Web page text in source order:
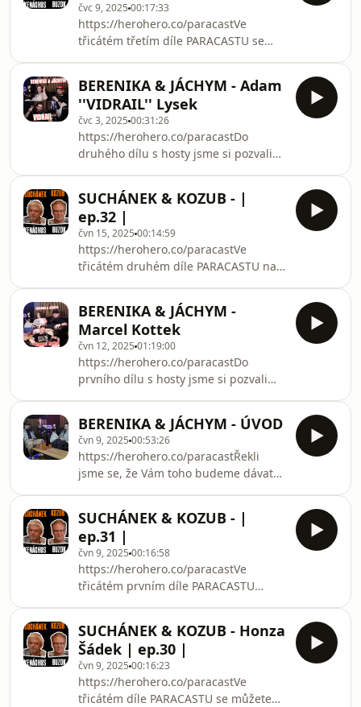
čvc 9, 2025 00:17:33
https://herohero.co/paracastVe
třicátém třetím díle PARACASTU se
BUZOK spolu s KENÁCHUSEM založit a
jak je to s potkanama v Ostravě.
BERENIKA & JÁCHYM - Adam
''VIDRAIL'' Lysek
čvc 3, 2025 00:31:26
https://herohero.co/paracastDo
druhého dílu s hosty jsme si pozvali
Dozvíte se za co rád Adam utrácí, co je
jeho guilty pleasure a jaké jsou jeho
plány do budoucna.
SUCHÁNEK & KOZUB - |
ep.32 |
čvn 15, 2025 00:14:59
https://herohero.co/paracastVe
třicátém druhém díle PARACASTU na
navrhl KENÁCHUS a také se dozvíte s
čím má BUZOK starosti doma.
BERENIKA & JÁCHYM -
Marcel Kottek
čvn 12, 2025 01:19:00
https://herohero.co/paracastDo
prvního dílu s hosty jsme si pozvali
Dozvíte se jak to měl s hokejem, s
herectvím, jak vzpomíná na studium v
USA, co rád dělá ve volném čase a jak
je to s květinami.
BERENIKA & JÁCHYM - ÚVOD
čvn 9, 2025 00:53:26
https://herohero.co/paracastŘekli
jsme se, že Vám toho budeme dávat
rozhodli, že budou dělat taky podcast.
Někdy s hostem, někdy jen oni dva.
Více se dozvíte v prvním úvodním
videu.
SUCHÁNEK & KOZUB - |
ep.31 |
čvn 9, 2025 00:16:58
https://herohero.co/paracastVe
třicátém prvním díle PARACASTU
poradili s pálivým brambůrkem a
uvidíte i nějaké to herectvi.
SUCHÁNEK & KOZUB - Honza
Šádek | ep.30 |
čvn 9, 2025 00:16:23
https://herohero.co/paracastVe
třicátém díle PARACASTU se můžete